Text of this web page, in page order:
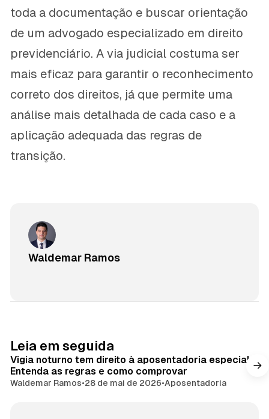
toda a documentação e buscar orientação
de um advogado especializado em direito
previdenciário. A via judicial costuma ser
mais eficaz para garantir o reconhecimento
correto dos direitos, já que permite uma
análise mais detalhada de cada caso e a
aplicação adequada das regras de
transição.
Waldemar Ramos
Leia em seguida
Vigia noturno tem direito à aposentadoria especial?
Entenda as regras e como comprovar
Waldemar Ramos•28 de mai de 2026•Aposentadoria